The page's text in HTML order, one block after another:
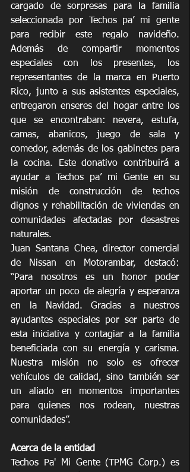
cargado de sorpresas para la familia
seleccionada por Techos pa’ mi gente
para recibir este regalo navideño.
Además de compartir momentos
especiales con los presentes, los
representantes de la marca en Puerto
Rico, junto a sus asistentes especiales,
entregaron enseres del hogar entre los
que se encontraban: nevera, estufa,
camas, abanicos, juego de sala y
comedor, además de los gabinetes para
la cocina. Este donativo contribuirá a
ayudar a Techos pa’ mi Gente en su
misión de construcción de techos
dignos y rehabilitación de viviendas en
comunidades afectadas por desastres
naturales.
Juan Santana Chea, director comercial
de Nissan en Motorambar, destacó:
“Para nosotros es un honor poder
aportar un poco de alegría y esperanza
en la Navidad. Gracias a nuestros
ayudantes especiales por ser parte de
esta iniciativa y contagiar a la familia
beneficiada con su energía y carisma.
Nuestra misión no solo es ofrecer
vehículos de calidad, sino también ser
un aliado en momentos importantes
para quienes nos rodean, nuestras
comunidades”.
Acerca de la entidad
Techos Pa' Mi Gente (TPMG Corp.) es